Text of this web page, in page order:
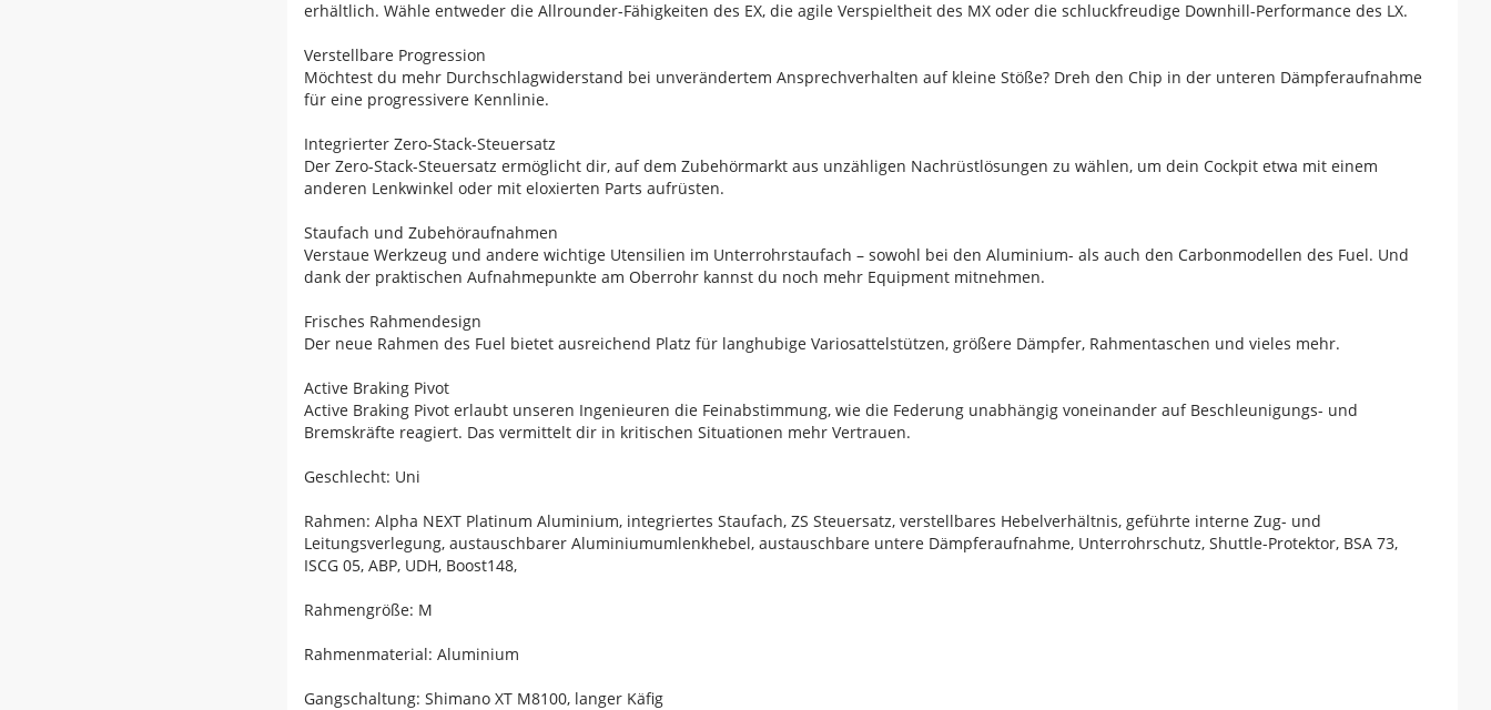
erhältlich. Wähle entweder die Allrounder-Fähigkeiten des EX, die agile Verspieltheit des MX oder die schluckfreudige Downhill-Performance des LX.
Verstellbare Progression
Möchtest du mehr Durchschlagwiderstand bei unverändertem Ansprechverhalten auf kleine Stöße? Dreh den Chip in der unteren Dämpferaufnahme
für eine progressivere Kennlinie.
Integrierter Zero-Stack-Steuersatz
Der Zero-Stack-Steuersatz ermöglicht dir, auf dem Zubehörmarkt aus unzähligen Nachrüstlösungen zu wählen, um dein Cockpit etwa mit einem
anderen Lenkwinkel oder mit eloxierten Parts aufrüsten.
Staufach und Zubehöraufnahmen
Verstaue Werkzeug und andere wichtige Utensilien im Unterrohrstaufach – sowohl bei den Aluminium- als auch den Carbonmodellen des Fuel. Und
dank der praktischen Aufnahmepunkte am Oberrohr kannst du noch mehr Equipment mitnehmen.
Frisches Rahmendesign
Der neue Rahmen des Fuel bietet ausreichend Platz für langhubige Variosattelstützen, größere Dämpfer, Rahmentaschen und vieles mehr.
Active Braking Pivot
Active Braking Pivot erlaubt unseren Ingenieuren die Feinabstimmung, wie die Federung unabhängig voneinander auf Beschleunigungs- und
Bremskräfte reagiert. Das vermittelt dir in kritischen Situationen mehr Vertrauen.
Geschlecht: Uni
Rahmen: Alpha NEXT Platinum Aluminium, integriertes Staufach, ZS Steuersatz, verstellbares Hebelverhältnis, geführte interne Zug- und
Leitungsverlegung, austauschbarer Aluminiumumlenkhebel, austauschbare untere Dämpferaufnahme, Unterrohrschutz, Shuttle-Protektor, BSA 73,
ISCG 05, ABP, UDH, Boost148,
Rahmengröße: M
Rahmenmaterial: Aluminium
Gangschaltung: Shimano XT M8100, langer Käfig